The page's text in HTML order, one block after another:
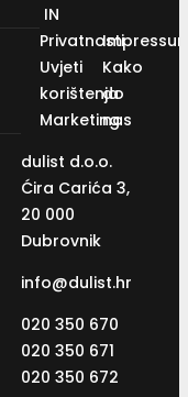
IN
Privatnosti
Uvjeti
korištenja
Marketing
Kako
do
nas
dulist d.o.o.
Ćira Carića 3,
20 000
Dubrovnik
info@dulist.hr
020 350 670
020 350 671
020 350 672